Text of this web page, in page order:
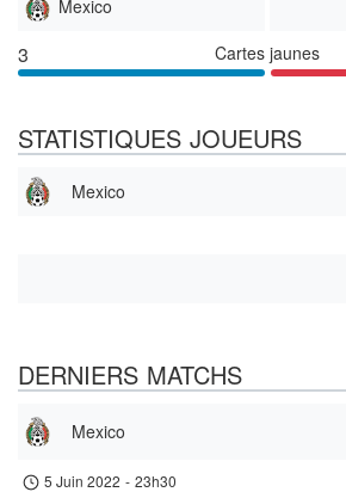
Mexico
3 Cartes jaunes
STATISTIQUES JOUEURS
Mexico
DERNIERS MATCHS
Mexico
5 Juin 2022 - 23h30